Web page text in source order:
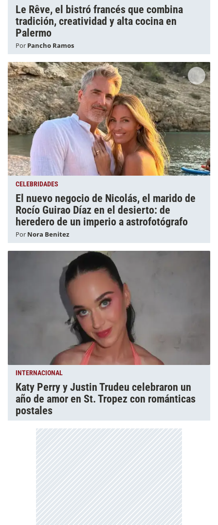
Le Rêve, el bistró francés que combina
tradición, creatividad y alta cocina en
Palermo
Por Pancho Ramos
CELEBRIDADES
El nuevo negocio de Nicolás, el marido de
Rocío Guirao Díaz en el desierto: de
heredero de un imperio a astrofotógrafo
Por Nora Benitez
INTERNACIONAL
Katy Perry y Justin Trudeu celebraron un
año de amor en St. Tropez con románticas
postales